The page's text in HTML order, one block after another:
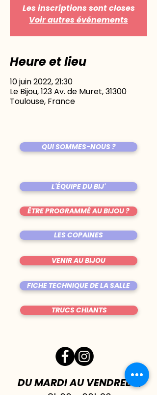
Les inscriptions sont closes
Voir autres événements
Heure et lieu
10 juin 2022, 21:30
Le Bijou, 123 Av. de Muret, 31300
Toulouse, France
QUI SOMMES-NOUS ?
L'ÉQUIPE DU BIJ'
ÊTRE PROGRAMMÉ AU BIJOU ?
LES COPAINES
VENIR AU BIJOU
FICHE TECHNIQUE DE LA SALLE
TRUCS CHIANTS
DU MARDI AU VENDREDI |
8h00 - 00h30